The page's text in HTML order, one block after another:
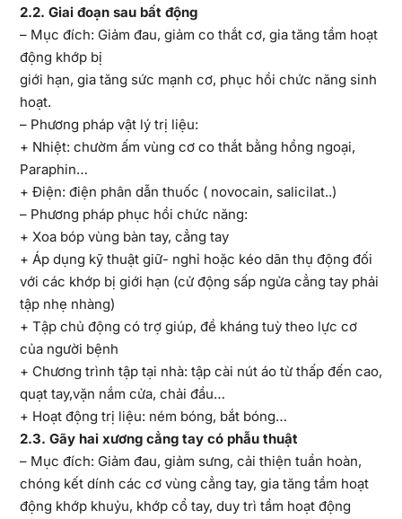
2.2. Giai đoạn sau bất động
– Mục đích: Giảm đau, giảm co thắt cơ, gia tăng tầm hoạt
động khớp bị
giới hạn, gia tăng sức mạnh cơ, phục hồi chức năng sinh
hoạt.
– Phương pháp vật lý trị liệu:
+ Nhiệt: chườm ấm vùng cơ co thắt bằng hồng ngoại,
Paraphin…
+ Điện: điện phân dẫn thuốc ( novocain, salicilat..)
– Phương pháp phục hồi chức năng:
+ Xoa bóp vùng bàn tay, cẳng tay
+ Áp dụng kỹ thuật giữ- nghỉ hoặc kéo dãn thụ động đối
với các khớp bị giới hạn (cử động sấp ngửa cẳng tay phải
tập nhẹ nhàng)
+ Tập chủ động có trợ giúp, đề kháng tuỳ theo lực cơ
của người bệnh
+ Chương trình tập tại nhà: tập cài nút áo từ thấp đến cao,
quạt tay,vặn nắm cửa, chải đầu…
+ Hoạt động trị liệu: ném bóng, bắt bóng…
2.3. Gãy hai xương cẳng tay có phẫu thuật
– Mục đích: Giảm đau, giảm sưng, cải thiện tuần hoàn,
chóng kết dính các cơ vùng cẳng tay, gia tăng tầm hoạt
động khớp khuỷu, khớp cổ tay, duy trì tầm hoạt động